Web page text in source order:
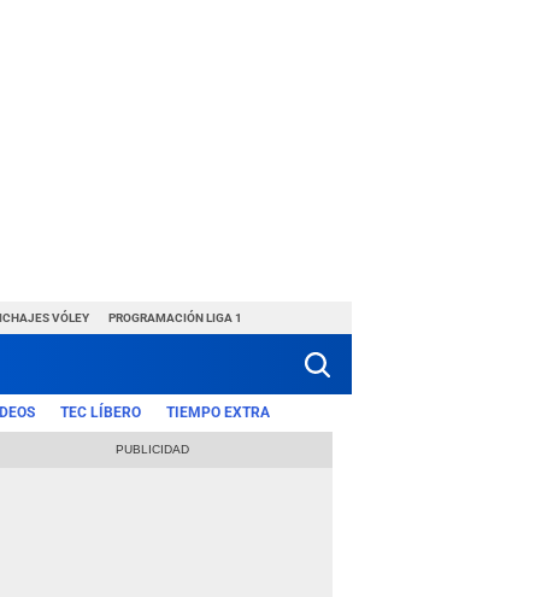
VÓLEY PROGRAMACIÓN LIGA 1
TEC LÍBERO TIEMPO EXTRA